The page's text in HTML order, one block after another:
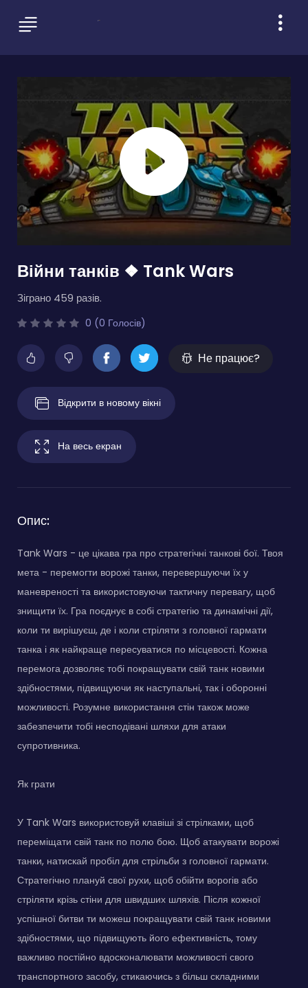
Війни танків ❖ Tank Wars
Зіграно 459 разів.
0 (0 Голосів)
Не працює?
Відкрити в новому вікні
На весь екран
Опис:
Tank Wars - це цікава гра про стратегічні танкові бої. Твоя
мета - перемогти ворожі танки, перевершуючи їх у
маневреності та використовуючи тактичну перевагу, щоб
знищити їх. Гра поєднує в собі стратегію та динамічні дії,
коли ти вирішуєш, де і коли стріляти з головної гармати
танка і як найкраще пересуватися по місцевості. Кожна
перемога дозволяє тобі покращувати свій танк новими
здібностями, підвищуючи як наступальні, так і оборонні
можливості. Розумне використання стін також може
забезпечити тобі несподівані шляхи для атаки
супротивника.
Як грати
У Tank Wars використовуй клавіші зі стрілками, щоб
переміщати свій танк по полю бою. Щоб атакувати ворожі
танки, натискай пробіл для стрільби з головної гармати.
Стратегічно плануй свої рухи, щоб обійти ворогів або
стріляти крізь стіни для швидших шляхів. Після кожної
успішної битви ти можеш покращувати свій танк новими
здібностями, що підвищують його ефективність, тому
важливо постійно вдосконалювати можливості свого
транспортного засобу, стикаючись з більш складними